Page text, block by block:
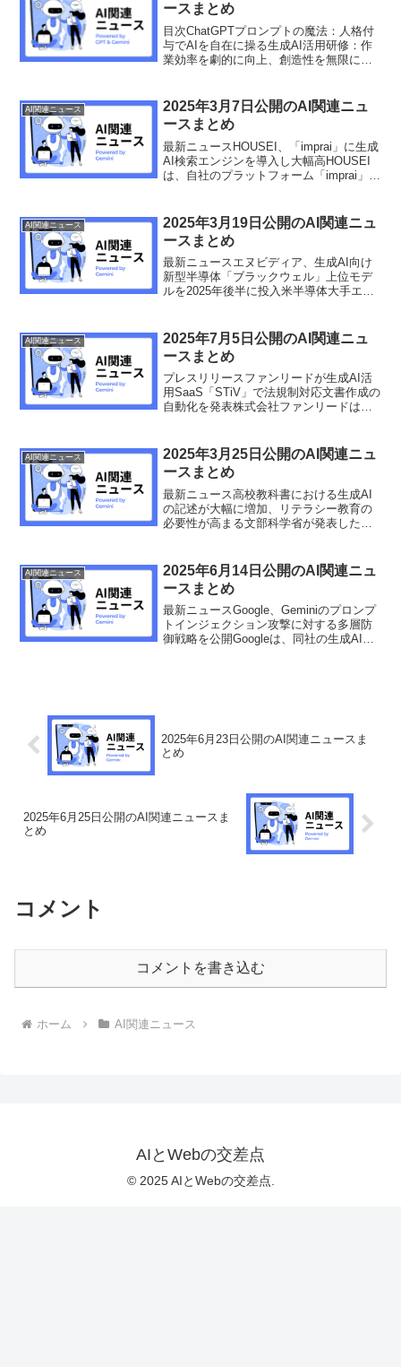
ースまとめ
目次ChatGPTプロンプトの魔法：人格付
与でAIを自在に操る生成AI活用研修：作
業効率を劇的に向上、創造性を無限に引
モデル「Frames」とは？使い方と料金...
AI関連ニュース
2025年3月7日公開のAI関連ニュ
ースまとめ
最新ニュースHOUSEI、「imprai」に生成
AI検索エンジンを導入し大幅高HOUSEI
は、自社のプラットフォーム「imprai」に
より、ユーザーはより...
AI関連ニュース
2025年3月19日公開のAI関連ニュ
ースまとめ
最新ニュースエヌビディア、生成AI向け
新型半導体「ブラックウェル」上位モデ
ルを2025年後半に投入米半導体大手エヌ
年後半に投入すると発表しました。AIの
処理性能を従...
AI関連ニュース
2025年7月5日公開のAI関連ニュ
ースまとめ
プレスリリースファンリードが生成AI活
用SaaS「STiV」で法規制対応文書作成の
自動化を発表株式会社ファンリードは、
Week東京2025」に、SaaS型ナレッジ...
AI関連ニュース
2025年3月25日公開のAI関連ニュ
ースまとめ
最新ニュース高校教科書における生成AI
の記述が大幅に増加、リテラシー教育の
必要性が高まる文部科学省が発表した
教科48点に及ぶことが明らかになりまし
た。前回の検定...
AI関連ニュース
2025年6月14日公開のAI関連ニュ
ースまとめ
最新ニュースGoogle、Geminiのプロンプ
トインジェクション攻撃に対する多層防
御戦略を公開Googleは、同社の生成AIモ
2025年6月23日公開のAI関連ニュースま
とめ
2025年6月25日公開のAI関連ニュースま
とめ
コメント
コメントを書き込む
ホーム AI関連ニュース
AIとWebの交差点
© 2025 AIとWebの交差点.